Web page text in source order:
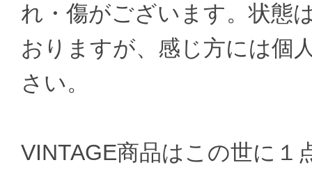
れ・傷がございます。状態
おりますが、感じ方には個
さい。
VINTAGE商品はこの世に１